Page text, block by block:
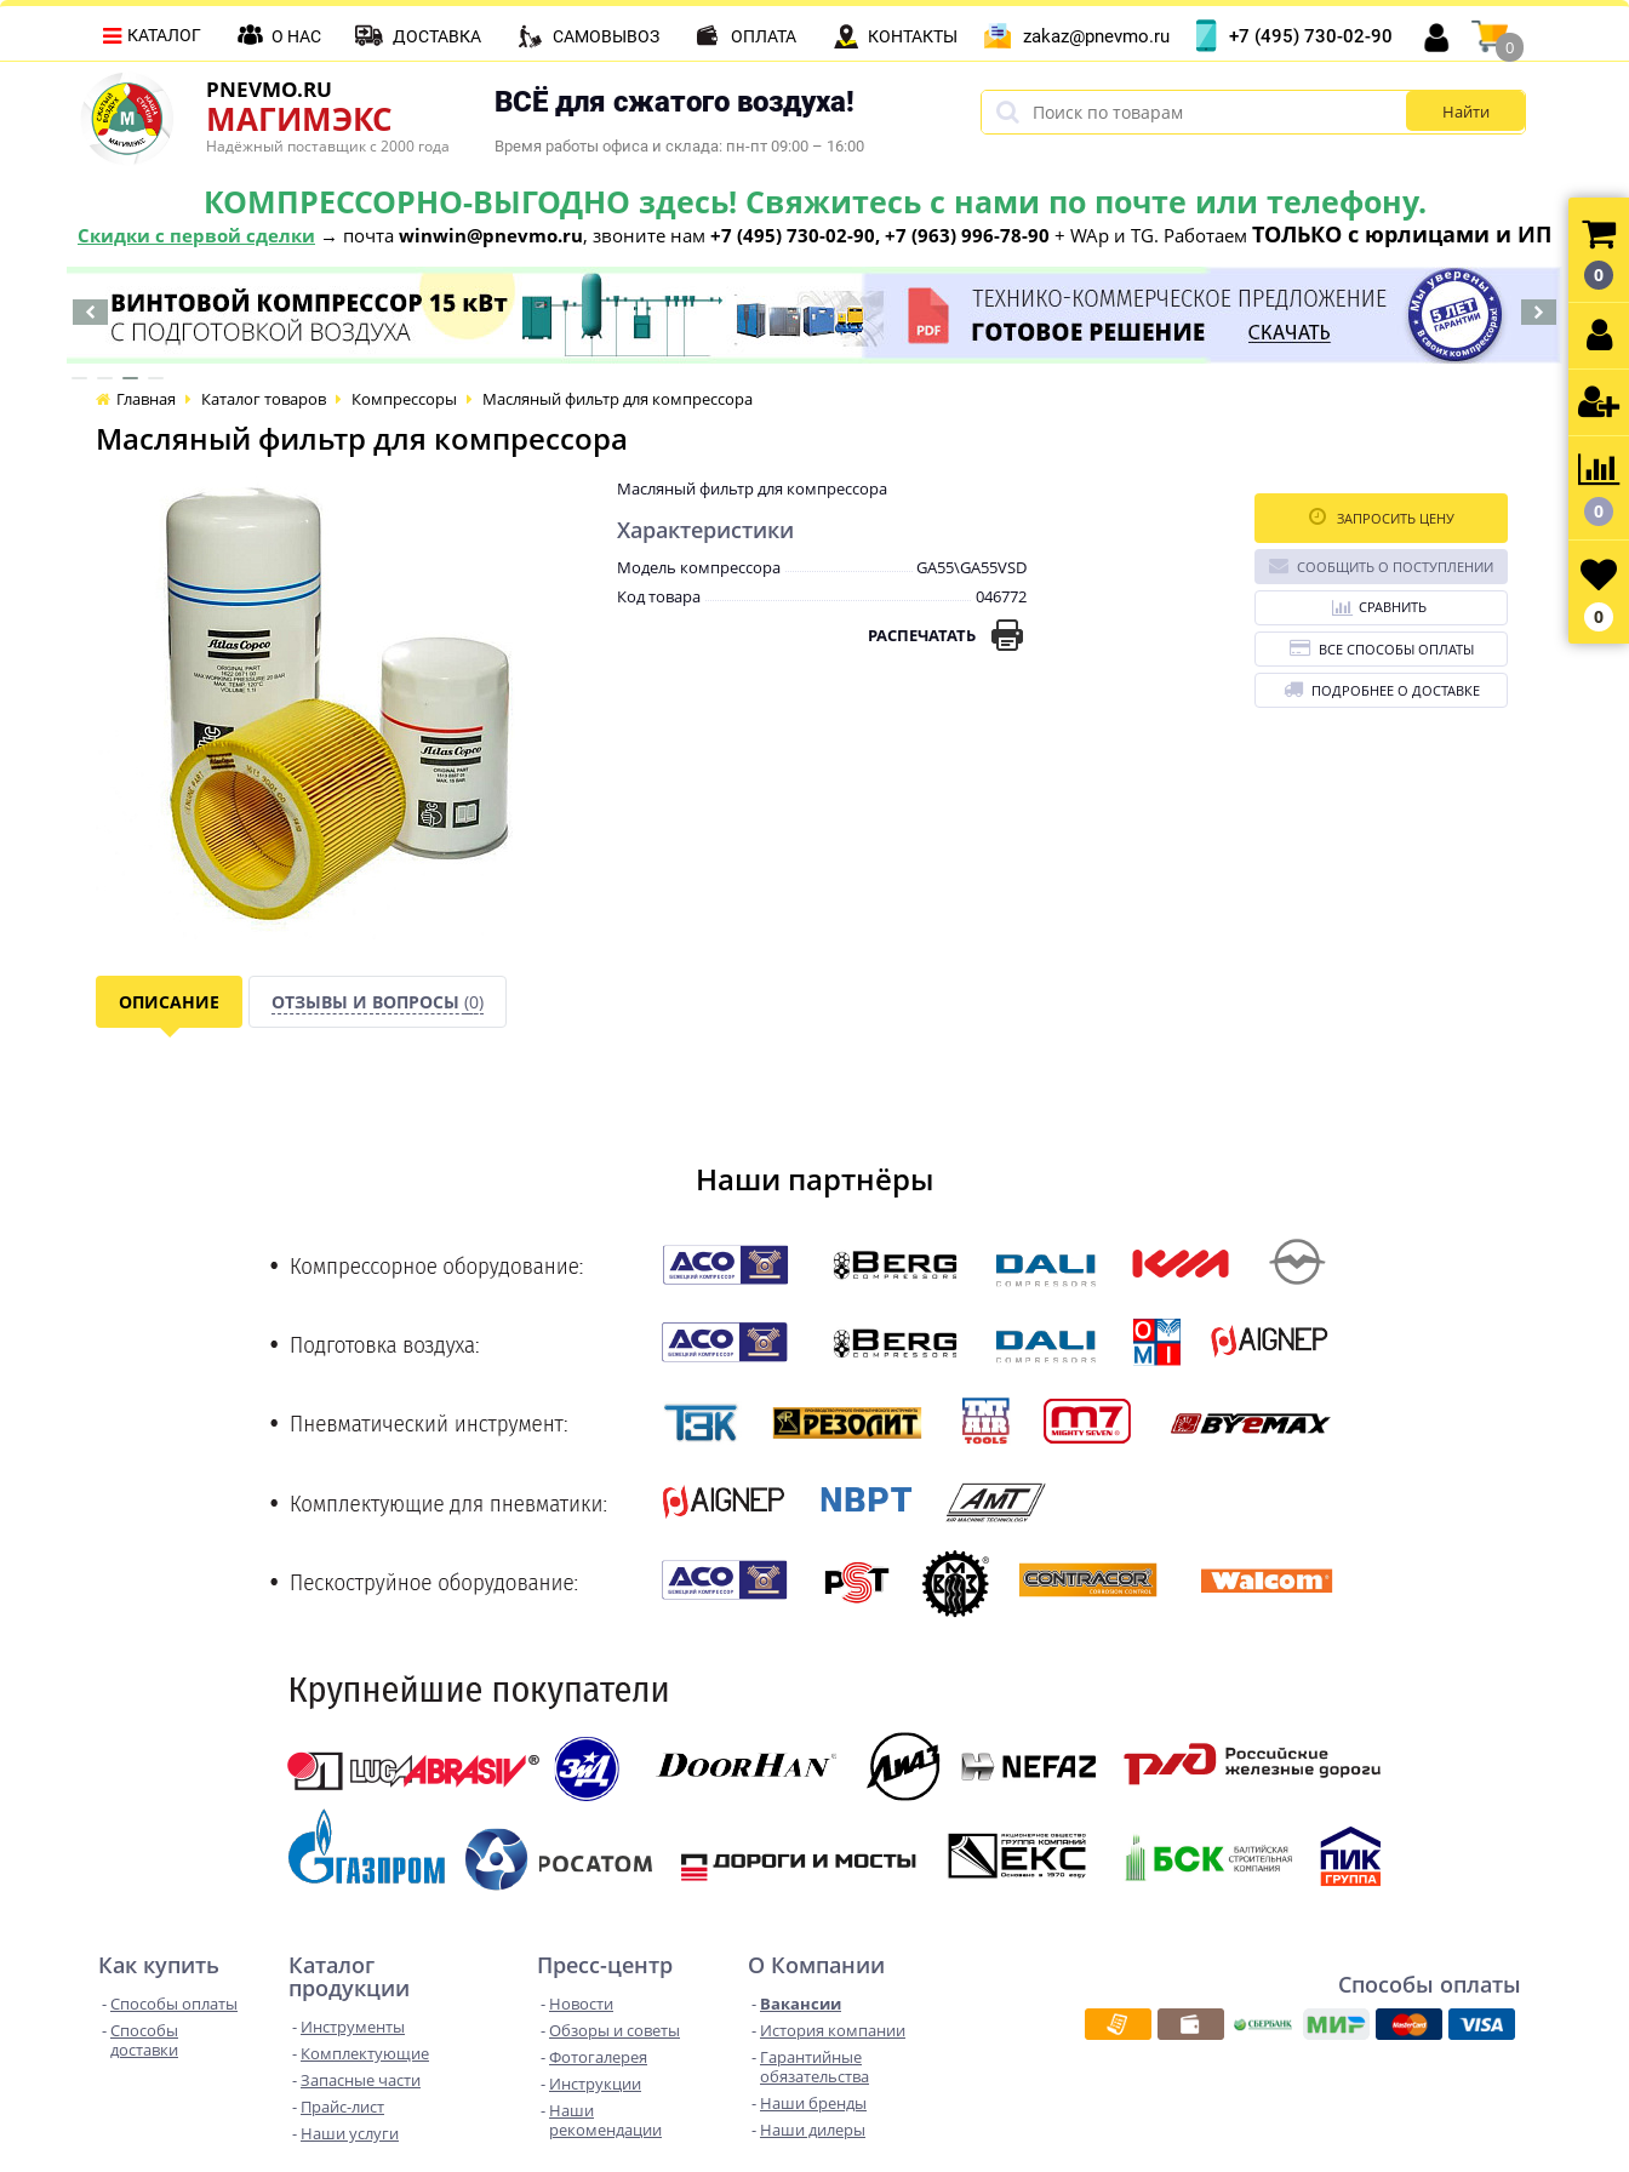
PNEVMO.RU
МАГИМЭКС
Надёжный поставщик с 2000 года
ВСЁ для сжатого воздуха!
Время работы офиса и склада: пн-пт 09:00 – 16:00
КОМПРЕССОРНО-ВЫГОДНО здесь! Свяжитесь с нами по почте или телефону.
Скидки с первой сделки → почта winwin@pnevmo.ru, звоните нам +7 (495) 730-02-90, +7 (963) 996-78-90 + WAp и TG. Работаем ТОЛЬКО с юрлицами и ИП
КАТАЛОГ О НАС ДОСТАВКА САМОВЫВОЗ ОПЛАТА КОНТАКТЫ zakaz@pnevmo.ru +7 (495) 730-02-90
0
Главная Каталог товаров Компрессоры Масляный фильтр для компрессора
Масляный фильтр для компрессора
Масляный фильтр для компрессора
Характеристики
Модель компрессора
GA55\GA55VSD
Код товара
046772
РАСПЕЧАТАТЬ
ЗАПРОСИТЬ ЦЕНУ
СООБЩИТЬ О ПОСТУПЛЕНИИ
СРАВНИТЬ
ВСЕ СПОСОБЫ ОПЛАТЫ
ПОДРОБНЕЕ О ДОСТАВКЕ
ОПИСАНИЕ ОТЗЫВЫ И ВОПРОСЫ (0)
Наши партнёры
Как купить
Способы оплаты
Способы
доставки
Каталог
продукции
Инструменты
Комплектующие
Запасные части
Прайс-лист
Наши услуги
Пресс-центр
Новости
Обзоры и советы
Фотогалерея
Инструкции
Наши
рекомендации
О Компании
Вакансии
История компании
Гарантийные
обязательства
Наши бренды
Наши дилеры
Способы оплаты
0
0
0